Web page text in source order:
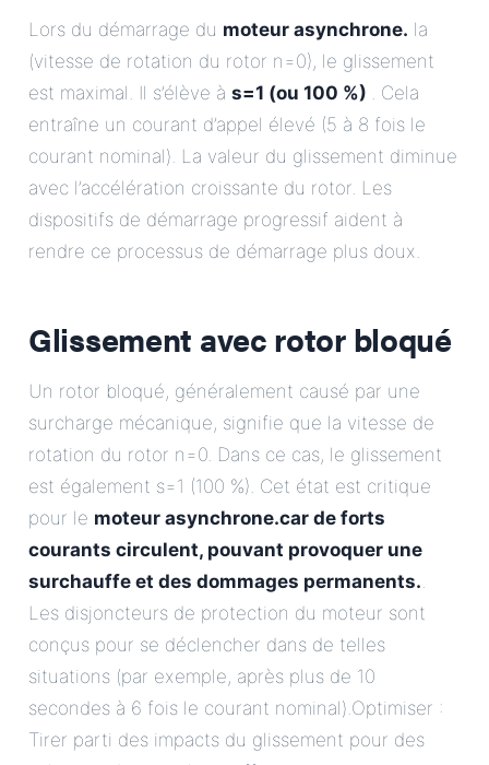
Lors du démarrage du moteur asynchrone. la
(vitesse de rotation du rotor n=0), le glissement
est maximal. Il s’élève à s=1 (ou 100 %) . Cela
entraîne un courant d’appel élevé (5 à 8 fois le
courant nominal). La valeur du glissement diminue
avec l’accélération croissante du rotor. Les
dispositifs de démarrage progressif aident à
rendre ce processus de démarrage plus doux.
Glissement avec rotor bloqué
Un rotor bloqué, généralement causé par une
surcharge mécanique, signifie que la vitesse de
rotation du rotor n=0. Dans ce cas, le glissement
est également s=1 (100 %). Cet état est critique
pour le moteur asynchrone.car de forts
courants circulent, pouvant provoquer une
surchauffe et des dommages permanents..
Les disjoncteurs de protection du moteur sont
conçus pour se déclencher dans de telles
situations (par exemple, après plus de 10
secondes à 6 fois le courant nominal).Optimiser :
Tirer parti des impacts du glissement pour des